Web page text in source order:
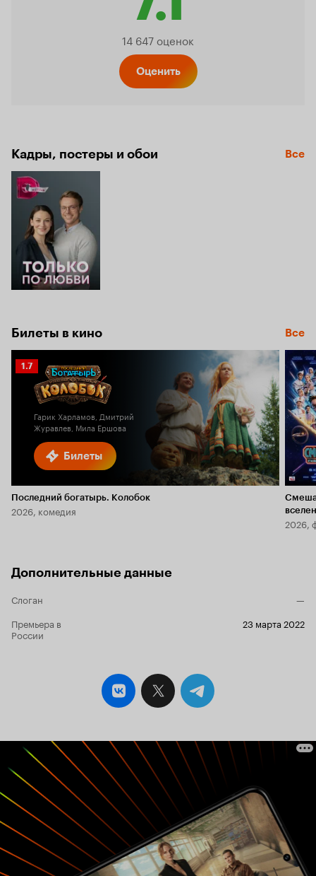
7.1
14 647 оценок
Оценить
Кадры, постеры и обои Все
Билеты в кино Все
Билеты
Рейтинг
Кинопоиска
1.7
Гарик Харламов, Дмитрий
Журавлев, Мила Ершова
Последний богатырь. Колобок
2026, комедия
2026,
Дополнительные данные
Слоган
—
Премьера в
России
23 марта 2022